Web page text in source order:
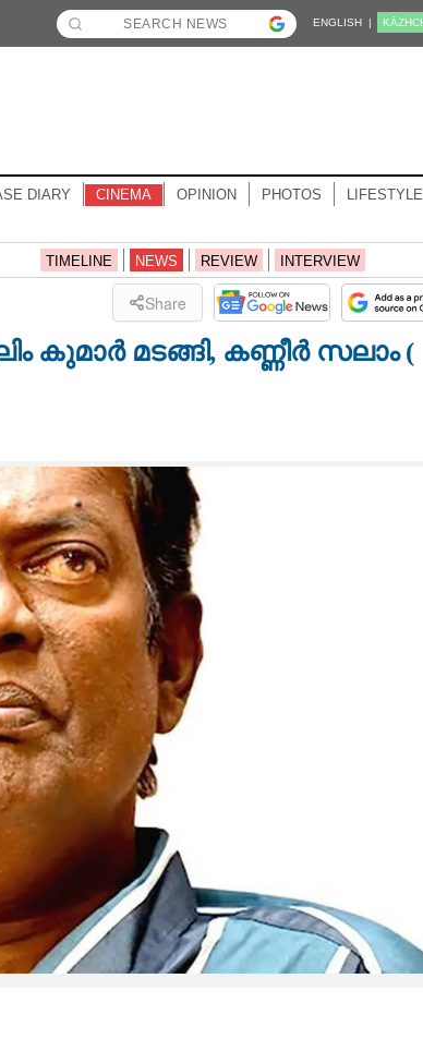
ENGLISH |
DIARY CINEMA OPINION PHOTOS LIFESTYLE
TIMELINE NEWS REVIEW INTERVIEW
Share
കുമാർ മടങ്ങി, കണ്ണീർ സലാം (